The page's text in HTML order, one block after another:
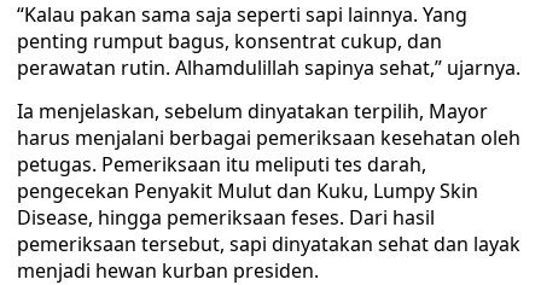
“Kalau pakan sama saja seperti sapi lainnya. Yang
penting rumput bagus, konsentrat cukup, dan
perawatan rutin. Alhamdulillah sapinya sehat,” ujarnya.
Ia menjelaskan, sebelum dinyatakan terpilih, Mayor
harus menjalani berbagai pemeriksaan kesehatan oleh
petugas. Pemeriksaan itu meliputi tes darah,
pengecekan Penyakit Mulut dan Kuku, Lumpy Skin
Disease, hingga pemeriksaan feses. Dari hasil
pemeriksaan tersebut, sapi dinyatakan sehat dan layak
menjadi hewan kurban presiden.